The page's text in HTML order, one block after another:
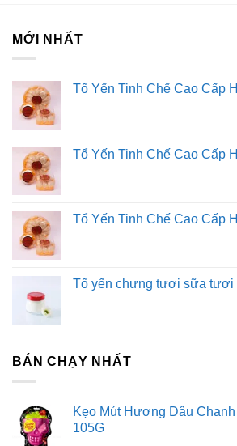
Hệ thống của chúng tôi
Kim Sài Gòn phân phối băng keo
Fortadeck ván sàn
Tư vấn đầu tư chứng khoán
Dịch Vụ Đăng Ký Kinh Doanh
MỚI NHẤT
Tổ Yến Tinh Chế Cao Cấp
Tổ Yến Tinh Chế Cao Cấp
Tổ Yến Tinh Chế Cao Cấp
Tổ yến chưng tươi sữa tươi
BÁN CHẠY NHẤT
Kẹo Mút Hương Dâu
105G